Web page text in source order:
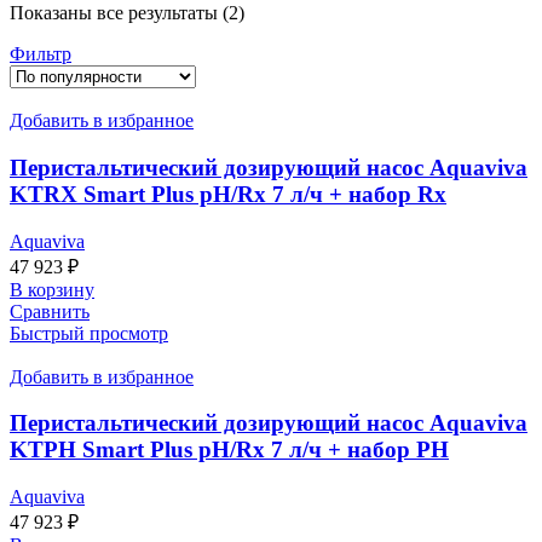
Показаны все результаты (2)Сортировка:
Фильтр
Добавить в избранное
Перистальтический дозирующий насос Aquaviva
KTRX Smart Plus pH/Rx 7 л/ч + набор Rx
Aquaviva
47 923 ₽
В корзину
Сравнить
Быстрый просмотр
Добавить в избранное
Перистальтический дозирующий насос Aquaviva
KTPH Smart Plus pH/Rx 7 л/ч + набор PH
Aquaviva
47 923 ₽